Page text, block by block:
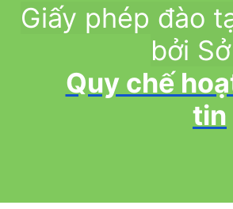
Giấy phép đào
bởi
Quy chế
tin